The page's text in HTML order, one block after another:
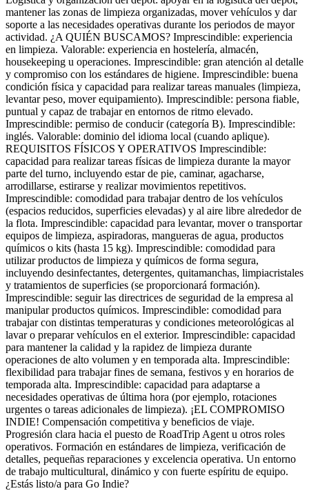
mantener las zonas de limpieza organizadas, mover vehículos y dar
soporte a las necesidades operativas durante los periodos de mayor
actividad. ¿A QUIÉN BUSCAMOS? Imprescindible: experiencia
en limpieza. Valorable: experiencia en hostelería, almacén,
housekeeping u operaciones. Imprescindible: gran atención al detalle
y compromiso con los estándares de higiene. Imprescindible: buena
condición física y capacidad para realizar tareas manuales (limpieza,
levantar peso, mover equipamiento). Imprescindible: persona fiable,
puntual y capaz de trabajar en entornos de ritmo elevado.
Imprescindible: permiso de conducir (categoría B). Imprescindible:
inglés. Valorable: dominio del idioma local (cuando aplique).
REQUISITOS FÍSICOS Y OPERATIVOS Imprescindible:
capacidad para realizar tareas físicas de limpieza durante la mayor
parte del turno, incluyendo estar de pie, caminar, agacharse,
arrodillarse, estirarse y realizar movimientos repetitivos.
Imprescindible: comodidad para trabajar dentro de los vehículos
(espacios reducidos, superficies elevadas) y al aire libre alrededor de
la flota. Imprescindible: capacidad para levantar, mover o transportar
equipos de limpieza, aspiradoras, mangueras de agua, productos
químicos o kits (hasta 15 kg). Imprescindible: comodidad para
utilizar productos de limpieza y químicos de forma segura,
incluyendo desinfectantes, detergentes, quitamanchas, limpiacristales
y tratamientos de superficies (se proporcionará formación).
Imprescindible: seguir las directrices de seguridad de la empresa al
manipular productos químicos. Imprescindible: comodidad para
trabajar con distintas temperaturas y condiciones meteorológicas al
lavar o preparar vehículos en el exterior. Imprescindible: capacidad
para mantener la calidad y la rapidez de limpieza durante
operaciones de alto volumen y en temporada alta. Imprescindible:
flexibilidad para trabajar fines de semana, festivos y en horarios de
temporada alta. Imprescindible: capacidad para adaptarse a
necesidades operativas de última hora (por ejemplo, rotaciones
urgentes o tareas adicionales de limpieza). ¡EL COMPROMISO
INDIE! Compensación competitiva y beneficios de viaje.
Progresión clara hacia el puesto de RoadTrip Agent u otros roles
operativos. Formación en estándares de limpieza, verificación de
detalles, pequeñas reparaciones y excelencia operativa. Un entorno
de trabajo multicultural, dinámico y con fuerte espíritu de equipo.
¿Estás listo/a para Go Indie?